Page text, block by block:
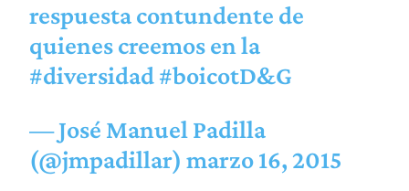
respuesta contundente de
quienes creemos en la
#diversidad#boicotD&G
— José Manuel Padilla
(@jmpadillar)marzo 16, 2015